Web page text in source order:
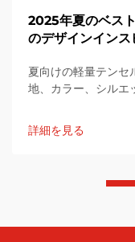
2025年夏のベス
のデザインイン
夏向けの軽量テンセ
地、カラー、シルエ
要です。このアプロ
イリッシュな汎用性
詳細を見る